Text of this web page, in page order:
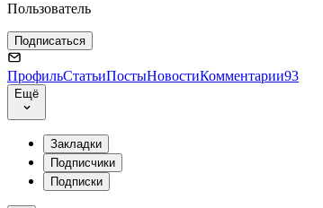
Пользователь
Подписаться
ПрофильСтатьиПостыНовостиКомментарии93
Ещё
Закладки
Подписчики
Подписки